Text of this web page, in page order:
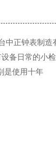
正钟表制
备日常的小
是使用十年